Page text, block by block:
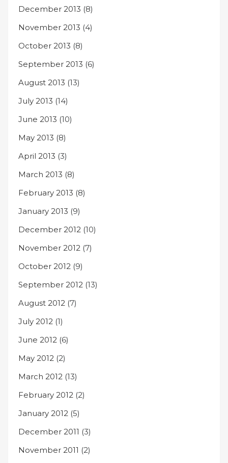
December 2013 (8)
November 2013 (4)
October 2013 (8)
September 2013 (6)
August 2013 (13)
July 2013 (14)
June 2013 (10)
May 2013 (8)
April 2013 (3)
March 2013 (8)
February 2013 (8)
January 2013 (9)
December 2012 (10)
November 2012 (7)
October 2012 (9)
September 2012 (13)
August 2012 (7)
July 2012 (1)
June 2012 (6)
May 2012 (2)
March 2012 (13)
February 2012 (2)
January 2012 (5)
December 2011 (3)
November 2011 (2)